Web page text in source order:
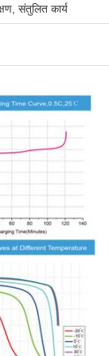
संतुलित कार्य